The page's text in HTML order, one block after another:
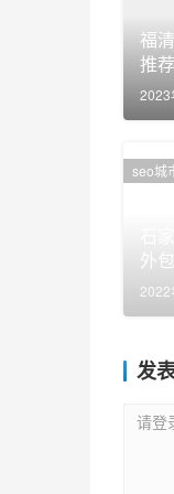
福
推
2023
外
2022
seo城
发
请登